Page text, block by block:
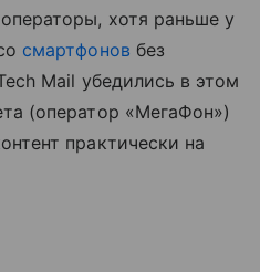
хотя раньше у
смартфонов без
Mail убедились в этом
(оператор «МегаФон»)
практически на